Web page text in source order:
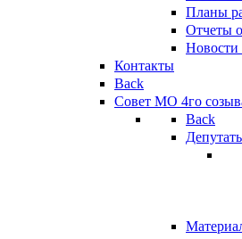
Планы
Отчеты
Контакты
Back
Совет МО 4го
Back